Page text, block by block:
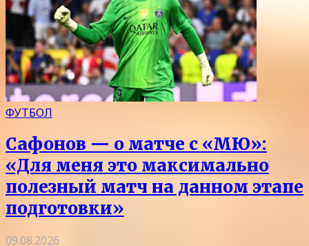
ФУТБОЛ
Сафонов — о матче с «МЮ»:
«Для меня это максимально
полезный матч на данном этапе
подготовки»
09.08.2026